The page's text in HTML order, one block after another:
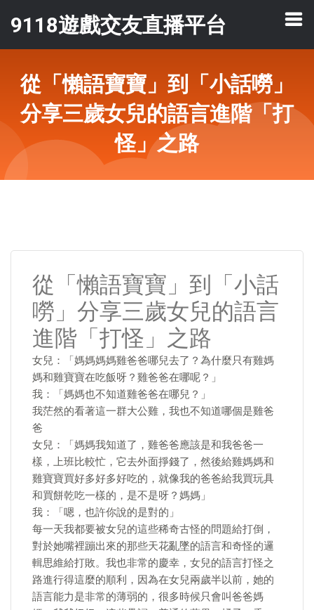
9118遊戲交友直播平台
從「懶語寶寶」到「小話嘮」
分享三歲女兒的語言進階「打
怪」之路
從「懶語寶寶」到「小話
嘮」分享三歲女兒的語言
進階「打怪」之路
女兒：「媽媽媽媽雞爸爸哪兒去了？為什麼只有雞媽
媽和雞寶寶在吃飯呀？雞爸爸在哪呢？」
我：「媽媽也不知道雞爸爸在哪兒？」
我茫然的看著這一群大公雞，我也不知道哪個是雞爸
爸
女兒：「媽媽我知道了，雞爸爸應該是和我爸爸一
樣，上班比較忙，它去外面掙錢了，然後給雞媽媽和
雞寶寶買好多好多好吃的，就像我的爸爸給我買玩具
和買餅乾吃一樣的，是不是呀？媽媽」
我：「嗯，也許你說的是對的」
每一天我都要被女兒的這些稀奇古怪的問題給打倒，
對於她嘴裡蹦出來的那些天花亂墜的語言和奇怪的邏
輯思維給打敗。我也非常的慶幸，女兒的語言打怪之
路進行得這麼的順利，因為在女兒兩歲半以前，她的
語言能力是非常的薄弱的，很多時候只會叫爸爸媽